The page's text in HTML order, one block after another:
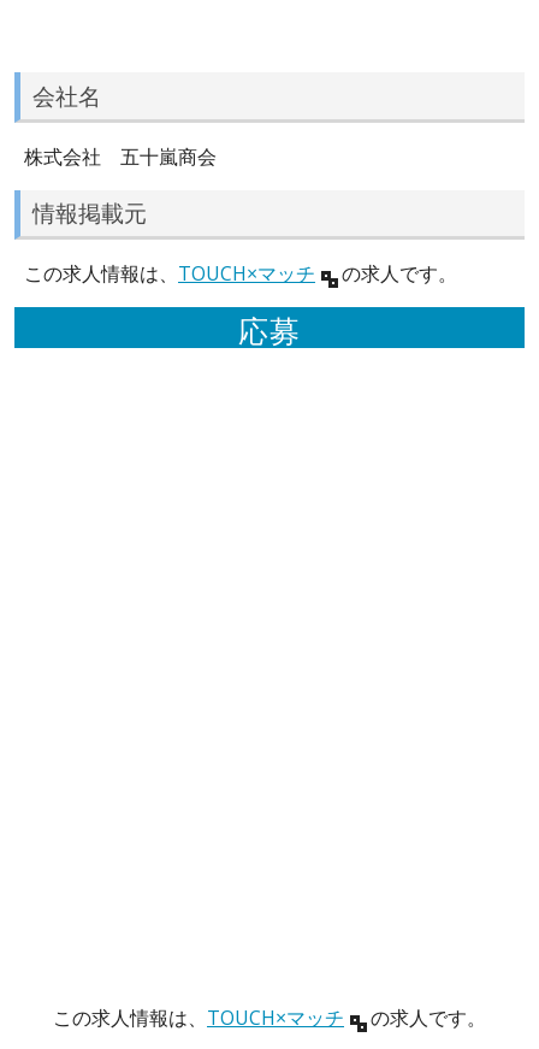
会社名
株式会社 五十嵐商会
情報掲載元
この求人情報は、 TOUCH×マッチ の求人です。
応募
この求人情報は、 TOUCH×マッチ の求人です。